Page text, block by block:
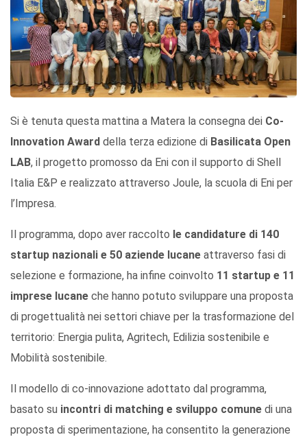
Si è tenuta questa mattina a Matera la consegna dei Co-
Innovation Award della terza edizione di Basilicata Open
LAB, il progetto promosso da Eni con il supporto di Shell
Italia E&P e realizzato attraverso Joule, la scuola di Eni per
l’Impresa.
Il programma, dopo aver raccolto le candidature di 140
startup nazionali e 50 aziende lucane attraverso fasi di
selezione e formazione, ha infine coinvolto 11 startup e 11
imprese lucane che hanno potuto sviluppare una proposta
di progettualità nei settori chiave per la trasformazione del
territorio: Energia pulita, Agritech, Edilizia sostenibile e
Mobilità sostenibile.
Il modello di co-innovazione adottato dal programma,
basato su incontri di matching e sviluppo comune di una
proposta di sperimentazione, ha consentito la generazione